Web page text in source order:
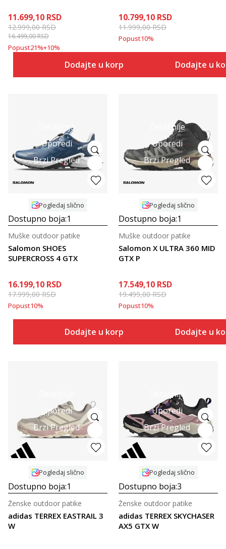
11.699,10 RSD
12.999,00RSD
16.499,00RSD
Popust21%+10%
Dodajte u korpu
10.799,10 RSD
11.999,00RSD
Popust10%
Dodajte u
Detaljnije
Uporedi
Brzi Pregled
Pogledaj slično
Dostupno boja:1
Salomon SHOES
SUPERCROSS 4 GTX
Muške outdoor patike
16.199,10 RSD
17.999,00RSD
Popust10%
Dodajte u korpu
Detaljnije
Uporedi
Brzi Pregled
Pogledaj slično
Dostupno boja:1
Salomon X ULTRA 360 MID
GTX P
Muške outdoor patike
17.549,10 RSD
19.499,00RSD
Popust10%
Dodajte u
Uporedi
Brzi Pregled
Pogledaj slično
Dostupno boja:1
adidas TERREX EASTRAIL 3
W
Ženske outdoor patike
Detaljnije
Uporedi
Brzi Pregled
Pogledaj slično
Dostupno boja:3
adidas TERREX SKYCHASER
AX5 GTX W
Ženske outdoor patike